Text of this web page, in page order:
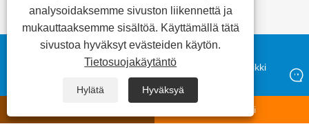
analysoidaksemme sivuston liikennettä ja
mukauttaaksemme sisältöä. Käyttämällä tätä
sivustoa hyväksyt evästeiden käytön.
Tietosuojakäytäntö
Hylätä Hyväksyä
Copyright © 2023 Daya Electric Group Easy Co., Ltd. -
Tyhjiökatkaisinta, muuntaja, matalan jännitekaapeli - Kaikki
oikeudet pidätetään
Sähköposti